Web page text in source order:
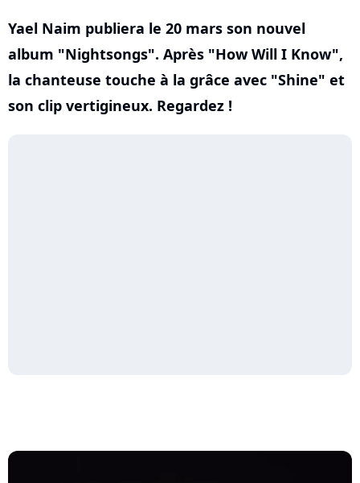
Yael Naim publiera le 20 mars son nouvel
album "Nightsongs". Après "How Will I Know",
la chanteuse touche à la grâce avec "Shine" et
son clip vertigineux. Regardez !